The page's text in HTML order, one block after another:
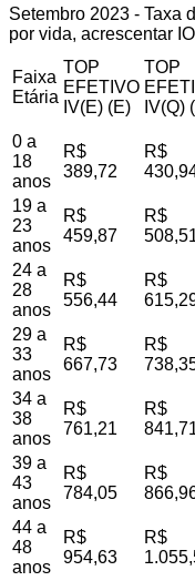
Setembro 2023 - Taxa
por vida, acrescentar
Faixa
Etária
TOP
EFETIVO
IV(E) (E)
TOP
IV(Q)
0 a
18
anos
R$
389,72
R$
19 a
23
anos
R$
459,87
R$
24 a
28
anos
R$
556,44
R$
29 a
33
anos
R$
667,73
R$
34 a
38
anos
R$
761,21
R$
39 a
43
anos
R$
784,05
R$
44 a
48
anos
R$
954,63
R$